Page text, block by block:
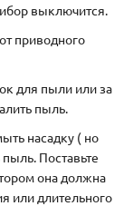
выключится.
приводного
для пыли или за
пыль.
насадку ( но
Поставьте
она должна
или длительного